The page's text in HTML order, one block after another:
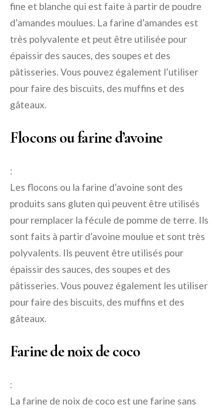
fine et blanche qui est faite à partir de poudre
d’amandes moulues. La farine d’amandes est
très polyvalente et peut être utilisée pour
épaissir des sauces, des soupes et des
pâtisseries. Vous pouvez également l’utiliser
pour faire des biscuits, des muffins et des
gâteaux.
Flocons ou farine d’avoine
:
Les flocons ou la farine d’avoine sont des
produits sans gluten qui peuvent être utilisés
pour remplacer la fécule de pomme de terre. Ils
sont faits à partir d’avoine moulue et sont très
polyvalents. Ils peuvent être utilisés pour
épaissir des sauces, des soupes et des
pâtisseries. Vous pouvez également les utiliser
pour faire des biscuits, des muffins et des
gâteaux.
Farine de noix de coco
:
La farine de noix de coco est une farine sans